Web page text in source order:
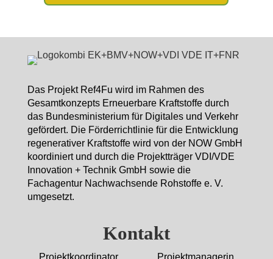
Das Projekt Ref4Fu wird im Rahmen des
Gesamtkonzepts Erneuerbare Kraftstoffe durch
das Bundesministerium für Digitales und Verkehr
gefördert. Die Förderrichtlinie für die Entwicklung
regenerativer Kraftstoffe wird von der NOW GmbH
koordiniert und durch die Projektträger VDI/VDE
Innovation + Technik GmbH sowie die
Fachagentur Nachwachsende Rohstoffe e. V.
umgesetzt.
Kontakt